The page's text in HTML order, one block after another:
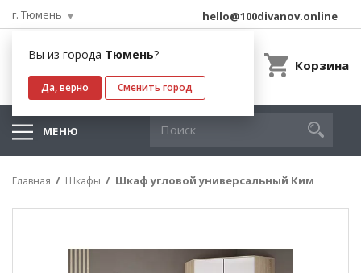
г. Тюмень
Вы из города Тюмень?
Да, верно Сменить город
hello@100divanov.online
Корзина
МЕНЮ
Главная Шкафы Шкаф угловой универсальный Ким